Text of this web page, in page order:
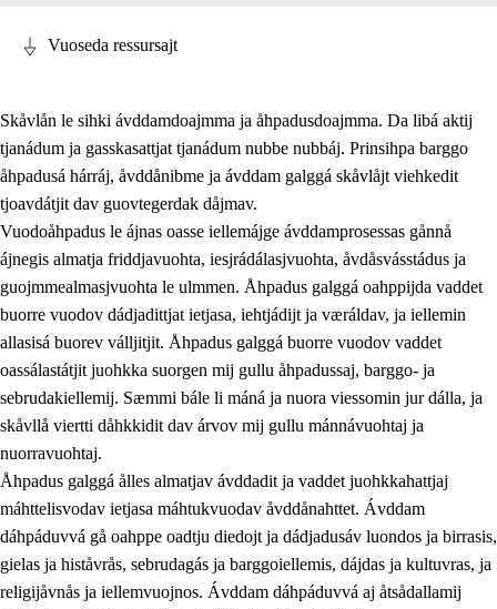
2.
Prinsihpa oahppama, åvddånahttema ja ávddama
hárráj
2.1 Sosiála oahppam ja åvddånibme
2.2 Máhtudahka fágáj hárráj
2.3 Vuodulasj tjehpudagá
2.4 Oahppat oahppat
Doaresfágalasj tiemá
Vuoseda ressursajt
Skåvlån le sihki ávddamdoajmma ja åhpadusdoajmma. Da libá aktij
tjanádum ja gasskasattjat tjanádum nubbe nubbáj. Prinsihpa barggo
åhpadusá hárráj, åvddånibme ja ávddam galggá skåvlåjt viehkedit
tjoavdátjit dav guovtegerdak dåjmav.
Vuodoåhpadus le ájnas oasse iellemájge ávddamprosessas gånnå
ájnegis almatja friddjavuohta, iesjrádálasjvuohta, åvdåsvásstádus ja
guojmmealmasjvuohta le ulmmen. Åhpadus galggá oahppijda vaddet
buorre vuodov dádjadittjat ietjasa, iehtjádijt ja væráldav, ja iellemin
allasisá buorev válljitjit. Åhpadus galggá buorre vuodov vaddet
oassálastátjit juohkka suorgen mij gullu åhpadussaj, barggo- ja
sebrudakiellemij. Sæmmi bále li máná ja nuora viessomin jur dálla, ja
skåvllå viertti dåhkkidit dav árvov mij gullu mánnávuohtaj ja
nuorravuohtaj.
Åhpadus galggá ålles almatjav ávddadit ja vaddet juohkkahattjaj
máhttelisvodav ietjasa máhtukvuodav åvddånahttet. Ávddam
dáhpáduvvá gå oahppe oadtju diedojt ja dádjadusáv luondos ja birrasis,
gielas ja histåvrås, sebrudagás ja barggoiellemis, dájdas ja kultuvras, ja
religijåvnås ja iellemvuojnos. Ávddam dáhpáduvvá aj åtsådallamij